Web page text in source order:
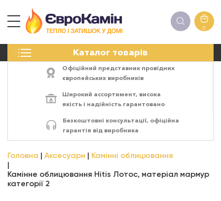
0
Каталог товарів
ПЕЧІ
ЕЛЕКТРОКАМІНИ
АКСЕСУАРИ
Офіційний представник провідних
європейських виробників
Широкий ассортимент, висока
якість і надійність гарантовано
Безкоштовні консультації, офіційна
гарантія від виробника
Головна Аксесуари Камінні облицювання
Камінне облицювання Hitis Лотос, матеріал мармур
категорії 2